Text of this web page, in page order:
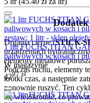
Drgania cierne (STICK-
urządzeniach
elementy metalowe
Podczas ruchu, elementy
krótki czas, a następnie
ponownie ruszyć. Ten
się wielokrotnie, co
1 litr FUCHS TITAN
paliwowych w kosach i
W magazynie
4297 zł